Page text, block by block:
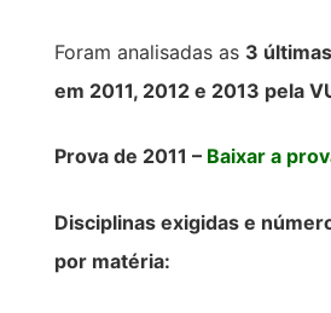
Foram analisadas as 3
em 2011, 2012 e 2013 pela
Prova de 2011 – Baixar a
Disciplinas exigidas e
por matéria: